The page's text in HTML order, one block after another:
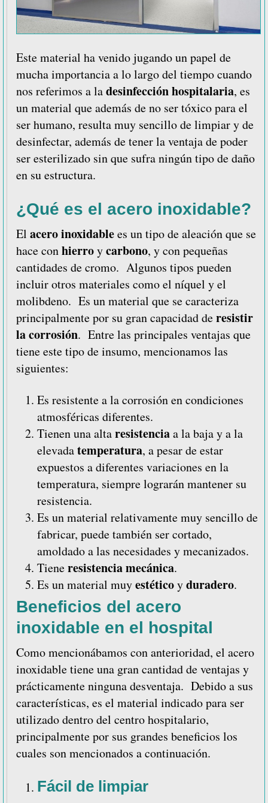
Este material ha venido jugando un papel de
mucha importancia a lo largo del tiempo cuando
nos referimos a ladesinfección hospitalaria, es
un material que además de no ser tóxico para el
ser humano, resulta muy sencillo de limpiar y de
desinfectar, además de tener la ventaja de poder
ser esterilizado sin que sufra ningún tipo de daño
en su estructura.
¿Qué es el acero inoxidable?
El acero inoxidablees un tipo de aleación que se
hace conhierroycarbono, y con pequeñas
cantidades de cromo. Algunos tipos pueden
incluir otros materiales como el níquel y el
molibdeno. Es un material que se caracteriza
principalmente por su gran capacidad deresistir
la corrosión. Entre las principales ventajas que
tiene este tipo de insumo, mencionamos las
siguientes:
Es resistente a la corrosión en condiciones
atmosféricas diferentes.
Tienen una altaresistenciaa la baja y a la
elevadatemperatura, a pesar de estar
expuestos a diferentes variaciones en la
temperatura, siempre lograrán mantener su
resistencia.
Es un material relativamente muy sencillo de
fabricar, puede también ser cortado,
amoldado a las necesidades y mecanizados.
Tieneresistencia mecánica.
Es un material muyestéticoyduradero.
Beneficios del acero
inoxidable en el hospital
Como mencionábamos con anterioridad, el acero
inoxidable tiene una gran cantidad de ventajas y
prácticamente ninguna desventaja. Debido a sus
características, es el material indicado para ser
utilizado dentro del centro hospitalario,
principalmente por sus grandes beneficios los
cuales son mencionados a continuación.
Fácil de limpiar